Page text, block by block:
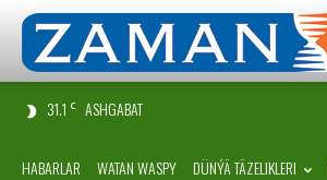
31.1 C ASHGABAT
HABARLAR WATAN WASPY DÜNÝÄ TÄZELIKLERI